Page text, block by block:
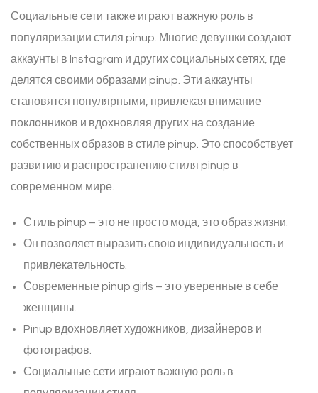
Социальные сети также играют важную роль в
популяризации стиля pinup. Многие девушки создают
аккаунты в Instagram и других социальных сетях, где
делятся своими образами pinup. Эти аккаунты
становятся популярными, привлекая внимание
поклонников и вдохновляя других на создание
собственных образов в стиле pinup. Это способствует
развитию и распространению стиля pinup в
современном мире.
Стиль pinup – это не просто мода, это образ жизни.
Он позволяет выразить свою индивидуальность и
привлекательность.
Современные pinup girls – это уверенные в себе
женщины.
Pinup вдохновляет художников, дизайнеров и
фотографов.
Социальные сети играют важную роль в